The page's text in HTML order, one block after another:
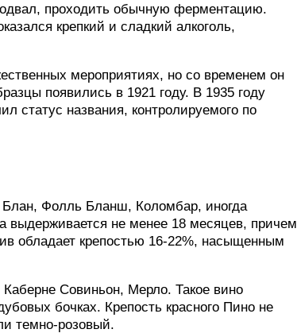
проходить обычную ферментацию.
крепкий и сладкий алкоголь,
мероприятиях, но со временем он
появились в 1921 году. В 1935 году
статус названия, контролируемого по
Блан, Фолль Бланш, Коломбар, иногда
не менее 18 месяцев, причем
обладает крепостью 16-22%, насыщенным
Совиньон, Мерло. Такое вино
бочках. Крепость красного Пино не
темно-розовый.